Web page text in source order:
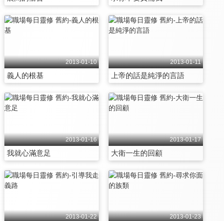
2013-01-10
義人的根基
2013-01-11
上帝的話是純淨的言語
2013-01-16
我就心滿意足
2013-01-17
大衛一生的回顧
2013-01-22 2013-01-23